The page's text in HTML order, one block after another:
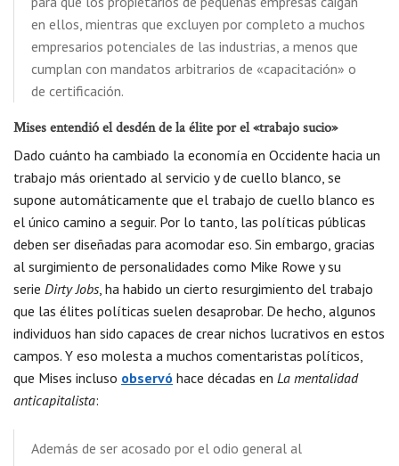
en ellos, mientras que excluyen por completo a muchos
empresarios potenciales de las industrias, a menos que
cumplan con mandatos arbitrarios de «capacitación» o
de certificación.
Mises entendió el desdén de la élite por el «trabajo sucio»
Dado cuánto ha cambiado la economía en Occidente hacia un
trabajo más orientado al servicio y de cuello blanco, se
supone automáticamente que el trabajo de cuello blanco es
el único camino a seguir. Por lo tanto, las políticas públicas
deben ser diseñadas para acomodar eso. Sin embargo, gracias
al surgimiento de personalidades como Mike Rowe y su
serie Dirty Jobs, ha habido un cierto resurgimiento del trabajo
que las élites políticas suelen desaprobar. De hecho, algunos
individuos han sido capaces de crear nichos lucrativos en estos
campos. Y eso molesta a muchos comentaristas políticos,
que Mises incluso observó hace décadas en La mentalidad
anticapitalista:
Además de ser acosado por el odio general al